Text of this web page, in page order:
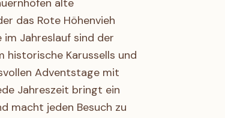
alte
das Rote Höhenvieh
Jahreslauf sind der
historische Karussells und
Adventstage mit
Jahreszeit bringt ein
macht jeden Besuch zu